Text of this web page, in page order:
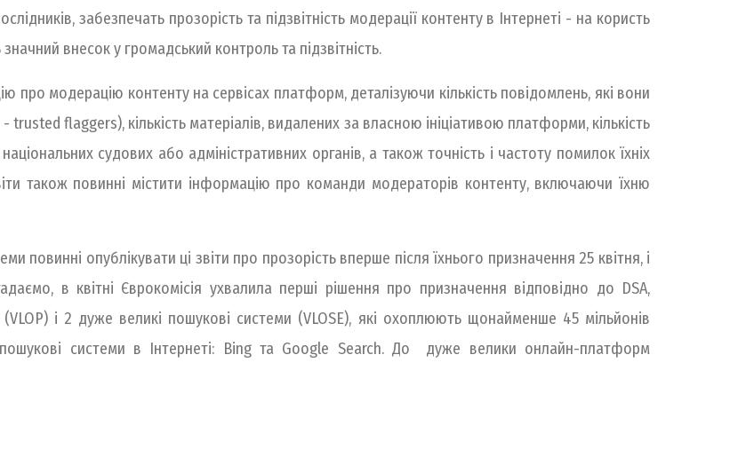
забезпечать прозорість та підзвітність модерації контенту в Інтернеті - на користь
внесок у громадський контроль та підзвітність.
про модерацію контенту на сервісах платформ, деталізуючи кількість повідомлень, які вони
trusted flaggers), кількість матеріалів, видалених за власною ініціативою платформи, кількість
судових або адміністративних органів, а також точність і частоту помилок їхніх
також повинні містити інформацію про команди модераторів контенту, включаючи їхню
опублікувати ці звіти про прозорість вперше після їхнього призначення 25 квітня, і
в квітні Єврокомісія ухвалила перші рішення про призначення відповідно до DSA,
і 2 дуже великі пошукові системи (VLOSE), які охоплюють щонайменше 45 мільйонів
пошукові системи в Інтернеті: Bing та Google Search. До дуже велики онлайн-платформ